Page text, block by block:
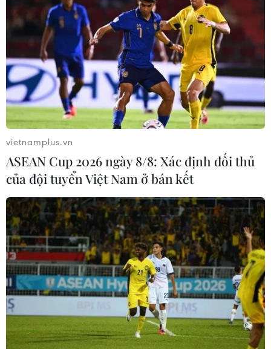
Tây Ban Nha đề nghị cùng Anh quản lý sân
bay Gibraltar thời hậu Brexit
25/02/2018 14:44
Phát biểu trên tờ Financial Times ngày 25/2, Ngoại
trưởng Tây Ban Nha Alfonso Dastis cho biết Tây Ban
Nha đề nghị cùng Anh quản lý sân bay Gibraltar thời kỳ
hậu Brexit.
EU hối thúc Anh hành động lập tức để đạt
vietnamplus.vn
ASEAN Cup 2026 ngày 8/8: Xác định đối thủ
của đội tuyển Việt Nam ở bán kết